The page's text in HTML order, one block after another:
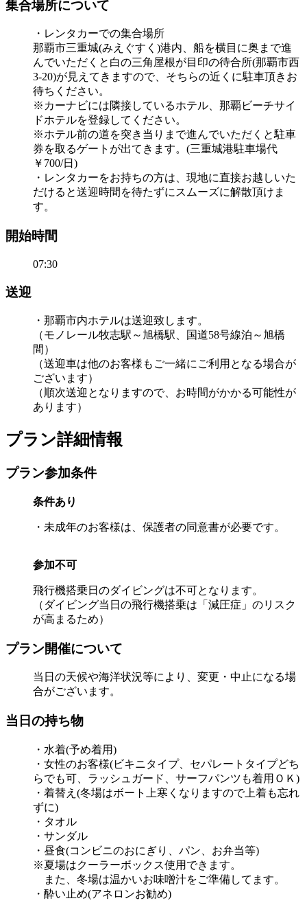
集合場所について
・レンタカーでの集合場所
那覇市三重城(みえぐすく)港内、船を横目に奥まで進
んでいただくと白の三角屋根が目印の待合所(那覇市西
3-20)が見えてきますので、そちらの近くに駐車頂きお
待ちください。
※カーナビには隣接しているホテル、那覇ビーチサイ
ドホテルを登録してください。
※ホテル前の道を突き当りまで進んでいただくと駐車
券を取るゲートが出てきます。(三重城港駐車場代
￥700/日)
・レンタカーをお持ちの方は、現地に直接お越しいた
だけると送迎時間を待たずにスムーズに解散頂けま
す。
開始時間
07:30
送迎
・那覇市内ホテルは送迎致します。
（モノレール牧志駅～旭橋駅、国道58号線泊～旭橋
間）
（送迎車は他のお客様もご一緒にご利用となる場合が
ございます）
（順次送迎となりますので、お時間がかかる可能性が
あります）
プラン詳細情報
プラン参加条件
条件あり
・未成年のお客様は、保護者の同意書が必要です。
参加不可
飛行機搭乗日のダイビングは不可となります。
（ダイビング当日の飛行機搭乗は「減圧症」のリスク
が高まるため）
プラン開催について
当日の天候や海洋状況等により、変更・中止になる場
合がございます。
当日の持ち物
・水着(予め着用)
・女性のお客様(ビキニタイプ、セパレートタイプどち
らでも可、ラッシュガード、サーフパンツも着用ＯＫ)
・着替え(冬場はボート上寒くなりますので上着も忘れ
ずに)
・タオル
・サンダル
・昼食(コンビニのおにぎり、パン、お弁当等)
※夏場はクーラーボックス使用できます。
また、冬場は温かいお味噌汁をご準備してます。
・酔い止め(アネロンお勧め)